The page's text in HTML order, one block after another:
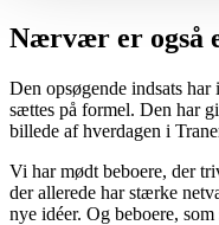
Nærvær er også
Den opsøgende indsats
sættes på formel. Den har
billede af hverdagen i
Vi har mødt beboere, der
der allerede har stærke
nye idéer. Og beboere,